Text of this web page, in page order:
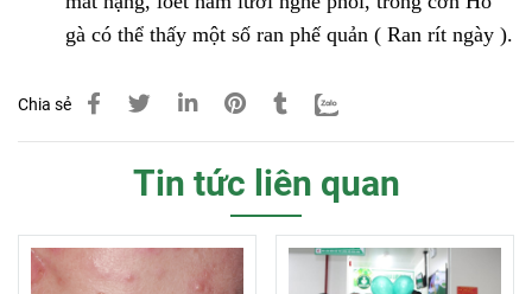
gà có thể thấy một số ran phế quản ( Ran rít ngày ).
Chia sẻ
Tin tức liên quan